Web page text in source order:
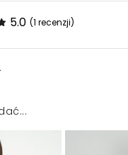
5.0 (1 recenzji)
tył (jakby zakładka),
nosi się dobrze :)